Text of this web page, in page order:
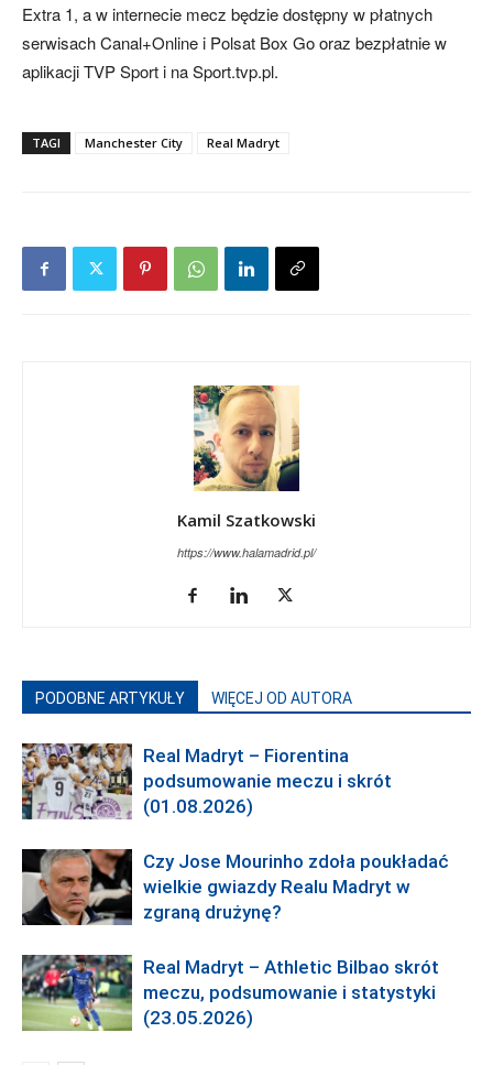
Extra 1, a w internecie mecz będzie dostępny w płatnych
serwisach Canal+Online i Polsat Box Go oraz bezpłatnie w
aplikacji TVP Sport i na Sport.tvp.pl.
TAGI Manchester City Real Madryt
Kamil Szatkowski
https://www.halamadrid.pl/
PODOBNE ARTYKUŁY WIĘCEJ OD AUTORA
Real Madryt – Fiorentina
podsumowanie meczu i skrót
(01.08.2026)
Czy Jose Mourinho zdoła poukładać
wielkie gwiazdy Realu Madryt w
zgraną drużynę?
Real Madryt – Athletic Bilbao skrót
meczu, podsumowanie i statystyki
(23.05.2026)